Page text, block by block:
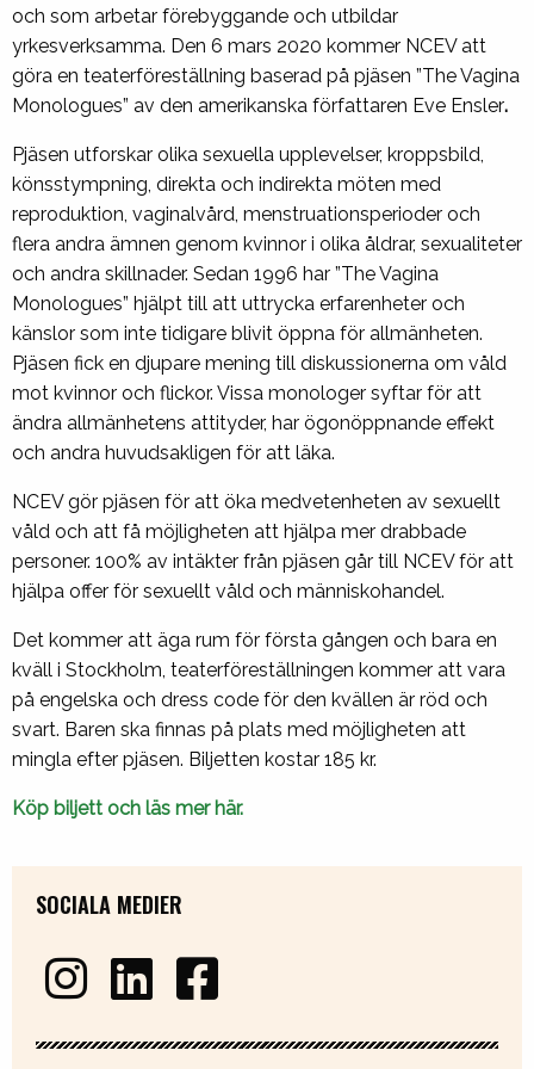
och som arbetar förebyggande och utbildar
yrkesverksamma. Den 6 mars 2020 kommer NCEV att
göra en teaterföreställning baserad på pjäsen ”The Vagina
Monologues” av den amerikanska författaren Eve Ensler.
Pjäsen utforskar olika sexuella upplevelser, kroppsbild,
könsstympning, direkta och indirekta möten med
reproduktion, vaginalvård, menstruationsperioder och
flera andra ämnen genom kvinnor i olika åldrar, sexualiteter
och andra skillnader. Sedan 1996 har ”The Vagina
Monologues” hjälpt till att uttrycka erfarenheter och
känslor som inte tidigare blivit öppna för allmänheten.
Pjäsen fick en djupare mening till diskussionerna om våld
mot kvinnor och flickor. Vissa monologer syftar för att
ändra allmänhetens attityder, har ögonöppnande effekt
och andra huvudsakligen för att läka.
NCEV gör pjäsen för att öka medvetenheten av sexuellt
våld och att få möjligheten att hjälpa mer drabbade
personer. 100% av intäkter från pjäsen går till NCEV för att
hjälpa offer för sexuellt våld och människohandel.
Det kommer att äga rum för första gången och bara en
kväll i Stockholm, teaterföreställningen kommer att vara
på engelska och dress code för den kvällen är röd och
svart. Baren ska finnas på plats med möjligheten att
mingla efter pjäsen. Biljetten kostar 185 kr.
Köp biljett och läs mer här.
SOCIALA MEDIER